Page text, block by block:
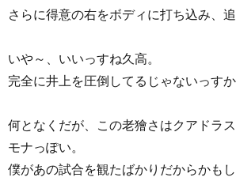
さらに得意の右をボディに打ち込み、追
いや～、いいっすね久高。
完全に井上を圧倒してるじゃないっすか
何となくだが、この老獪さはクアドラ
モナっぽい。
僕があの試合を観たばかりだからかもし